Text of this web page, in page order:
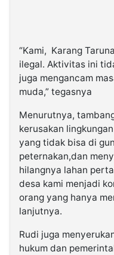
“Kami, Karang
ilegal. Aktivitas ini
juga mengancam
muda,” tegasnya
Menurutnya,
kerusakan
yang tidak bisa di
peternakan,dan
hilangnya lahan
desa kami menjadi
orang yang hanya
lanjutnya.
Rudi juga
hukum dan